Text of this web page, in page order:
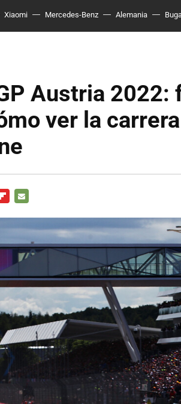
Xiaomi Mercedes-Benz Alemania
Austria 2022:
ver la